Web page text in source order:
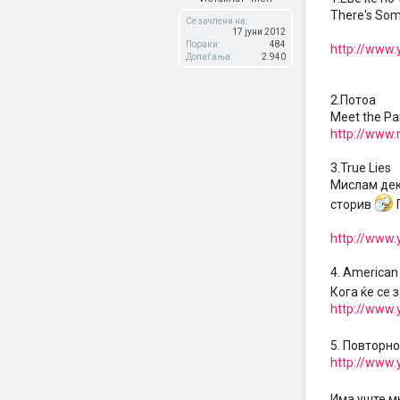
Се зачлени на:
17 јуни 2012
Пораки:
484
Допаѓања:
2.940
There's
http://
2.Потоа
Meet the
http://
3.True Lies
Мислам
сторив
http://
4. American
Кога ќе се
http://
5.
http://